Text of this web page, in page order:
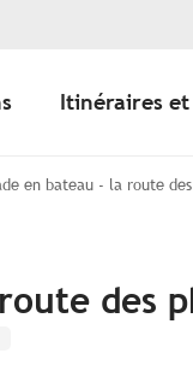
Itinéraires
en bateau - la route
des